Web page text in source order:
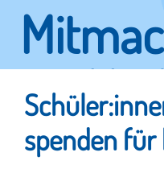
und
Hier erfahren Sie,
spenden